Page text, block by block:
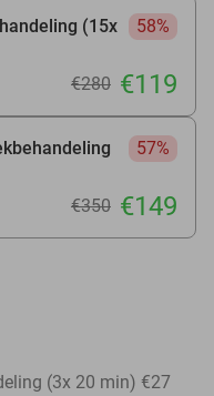
(15x
58%
€280 €119
57%
€350 €149
(3x 20 min) €27